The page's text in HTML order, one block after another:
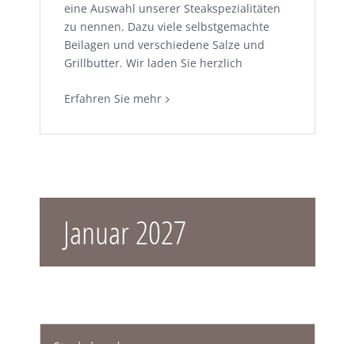
eine Auswahl unserer Steakspezialitäten
zu nennen. Dazu viele selbstgemachte
Beilagen und verschiedene Salze und
Grillbutter. Wir laden Sie herzlich
Erfahren Sie mehr
Januar 2027